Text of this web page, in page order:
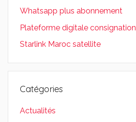
Whatsapp plus abonnement
Plateforme digitale consignation
Starlink Maroc satellite
Catégories
Actualités